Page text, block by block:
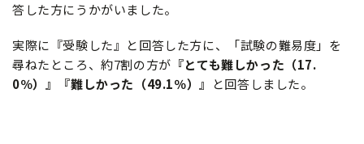
答した方にうかがいました。
実際に『受験した』と回答した方に、「試験の難易度」を
尋ねたところ、約7割の方が 『とても難しかった（17.
0％）』『難しかった（49.1％）』
と回答しました。